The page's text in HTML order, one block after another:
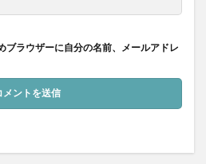
ブラウザーに自分の名前、メールアドレ